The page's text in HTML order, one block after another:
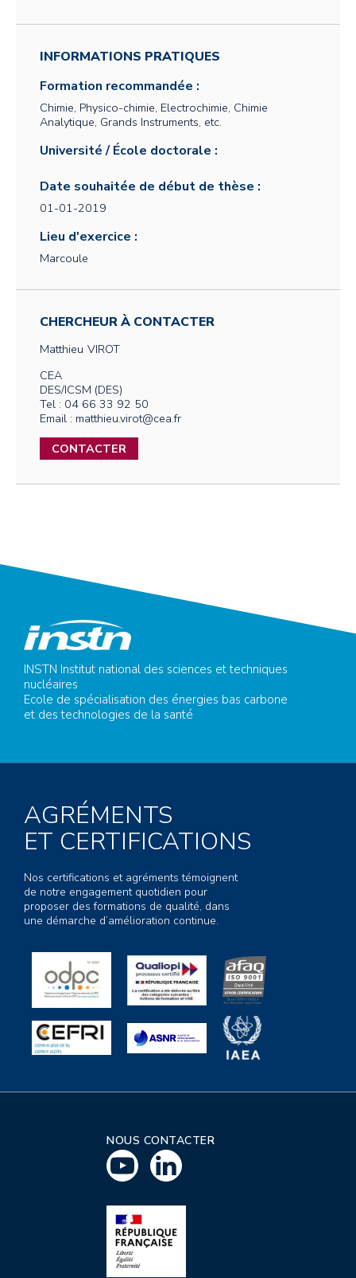
INFORMATIONS PRATIQUES
Formation recommandée :
Chimie, Physico-chimie, Electrochimie, Chimie
Analytique, Grands Instruments, etc.
Université / École doctorale :
Date souhaitée de début de thèse :
01-01-2019
Lieu d'exercice :
Marcoule
CHERCHEUR À CONTACTER
Matthieu VIROT
CEA
DES/ICSM (DES)
Tel : 04 66 33 92 50
Email : matthieu.virot@cea.fr
CONTACTER
INSTN Institut national des sciences et techniques
nucléaires
Ecole de spécialisation des énergies bas carbone
et des technologies de la santé
AGRÉMENTS
ET CERTIFICATIONS
Nos certifications et agréments témoignent
de notre engagement quotidien pour
proposer des formations de qualité, dans
une démarche d’amélioration continue.
NOUS CONTACTER